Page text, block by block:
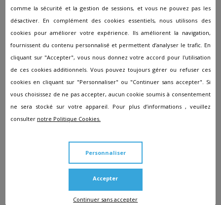
Les faire-part et avis de décès
La thanatopraxie
Les ornements floraux
Le maitre de cérémonie
Les frais de culte
La personnalisation du monument funéraire
De quelle façon payer les obsèques
?
d'anticiper les coûts en cotisant mensuellement et soulage
votre famille lors de la préparation des funérailles.
Autrement, certaines mutuelles disposent d'un forfait pour
les obsèques. Des aides de la caisse des retraites ou de la
comme la sécurité et la gestion de sessions, et vous ne pouvez pas les
désactiver. En complément des cookies essentiels, nous utilisons des
cookies pour améliorer votre expérience. Ils améliorent la navigation,
fournissent du contenu personnalisé et permettent d’analyser le trafic. En
cliquant sur "Accepter", vous nous donnez votre accord pour l'utilisation
de ces cookies additionnels. Vous pouvez toujours gérer ou refuser ces
cookies en cliquant sur "Personnaliser" ou "Continuer sans accepter". Si
vous choisissez de ne pas accepter, aucun cookie soumis à consentement
ne sera stocké sur votre appareil. Pour plus d’informations , veuillez
consulter notre Politique Cookies.
Continuer sans accepter
Personnaliser
Accepter